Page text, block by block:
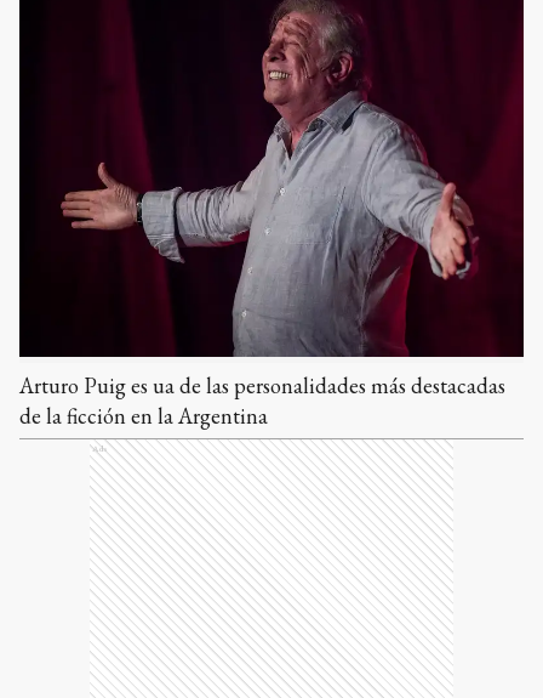
Arturo Puig es ua de las personalidades más destacadas
de la ficción en la Argentina
Ads